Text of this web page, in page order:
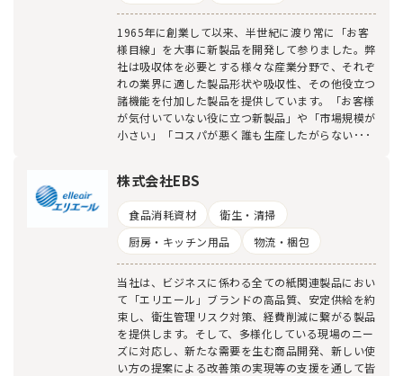
1965年に創業して以来、半世紀に渡り常に「お客
様目線」を大事に新製品を開発して参りました。弊
社は吸収体を必要とする様々な産業分野で、それぞ
れの業界に適した製品形状や吸収性、その他役立つ
諸機能を付加した製品を提供しています。「お客様
が気付いていない役に立つ新製品」や「市場規模が
小さい」「コスパが悪く誰も生産したがらない･･･
株式会社EBS
食品消耗資材
衛生・清掃
厨房・キッチン用品
物流・梱包
当社は、ビジネスに係わる全ての紙関連製品におい
て「エリエール」ブランドの高品質、安定供給を約
束し、衛生管理リスク対策、経費削減に繋がる製品
を提供します。そして、多様化している現場のニー
ズに対応し、新たな需要を生む商品開発、新しい使
い方の提案による改善策の実現等の支援を通して皆